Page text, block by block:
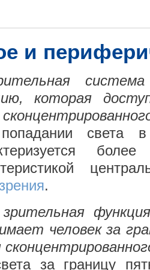
и
которая
света
.
зрительная
человек за
за границу